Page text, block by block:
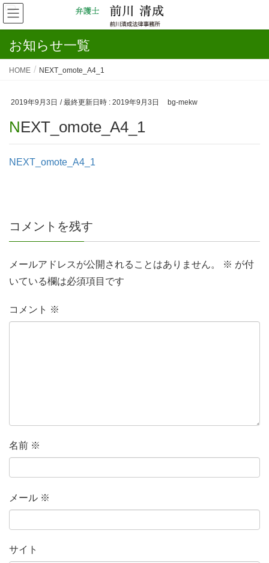
お知らせ一覧
HOME NEXT_omote_A4_1
2019年9月3日 / 最終更新日時 : 2019年9月3日 bg-mekw
NEXT_omote_A4_1
NEXT_omote_A4_1
コメントを残す
メールアドレスが公開されることはありません。 ※ が付
いている欄は必須項目です
コメント ※
名前 ※
メール ※
サイト